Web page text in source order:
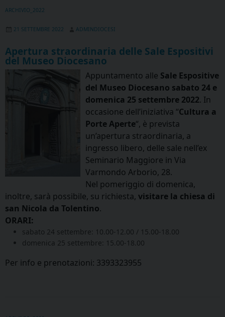
ARCHIVIO_2022
21 SETTEMBRE 2022 ADMINDIOCESI
Apertura straordinaria delle Sale Espositivi
del Museo Diocesano
Appuntamento alle Sale Espositive
del Museo Diocesano sabato 24 e
domenica 25 settembre 2022. In
occasione dell’iniziativa “Cultura a
Porte Aperte“, è prevista
un’apertura straordinaria, a
ingresso libero, delle sale nell’ex
Seminario Maggiore in Via
Varmondo Arborio, 28.
Nel pomeriggio di domenica,
inoltre, sarà possibile, su richiesta, visitare la chiesa di
san Nicola da Tolentino.
ORARI:
sabato 24 settembre: 10.00-12.00 / 15.00-18.00
domenica 25 settembre: 15.00-18.00
Per info e prenotazioni: 3393323955